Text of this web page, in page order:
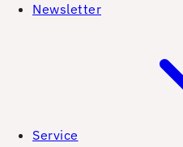
Newsletter
Service